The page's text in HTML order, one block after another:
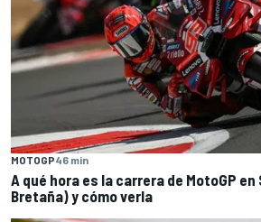
MOTOGP46 min
A qué hora es la carrera de MotoGP
Bretaña) y cómo verla